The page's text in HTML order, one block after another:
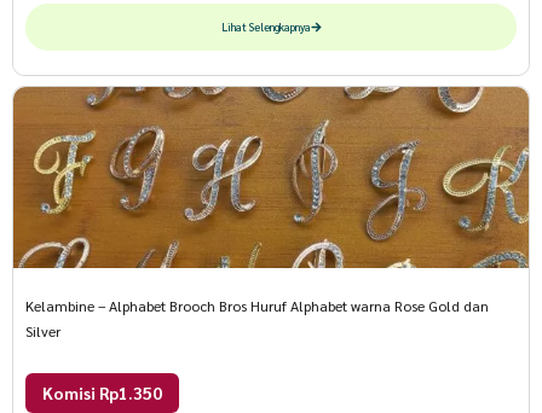
Lihat Selengkapnya
Kelambine – Alphabet Brooch Bros Huruf Alphabet warna Rose Gold dan
Silver
Komisi Rp1.350